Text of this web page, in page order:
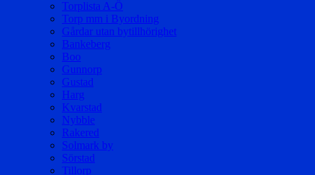
Torplista A-Ö
Torp mm i Byordning
Gårdar utan bytillhörighet
Bankeberg
Boo
Gunnorp
Gustad
Harg
Kvarstad
Nybble
Rakered
Solmark by
Sörstad
Tillorp